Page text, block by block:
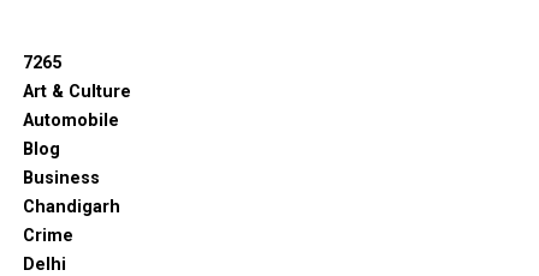
7265
Art & Culture
Automobile
Blog
Business
Chandigarh
Crime
Delhi